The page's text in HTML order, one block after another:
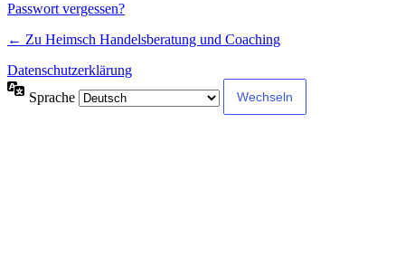
Passwort vergessen?
← Zu Heimsch Handelsberatung und Coaching
Datenschutzerklärung
Sprache